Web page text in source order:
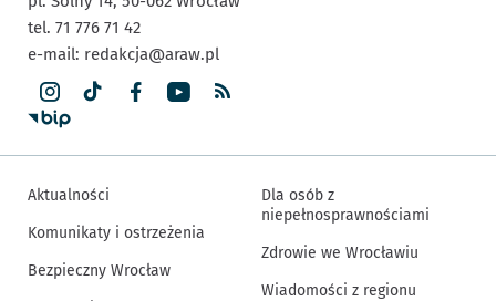
tel. 71 776 71 42
e-mail: redakcja@araw.pl
Aktualności
Komunikaty i ostrzeżenia
Bezpieczny Wrocław
Dla osób z
niepełnosprawnościami
Zdrowie we Wrocławiu
Wiadomości z regionu